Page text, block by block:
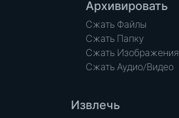
Архивировать
Сжать Файлы
Сжать Папку
Сжать Изображения
Сжать Аудио/Видео
Извлечь